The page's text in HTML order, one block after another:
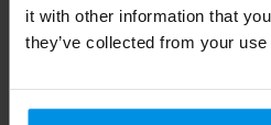
it with other information that
they’ve collected from your